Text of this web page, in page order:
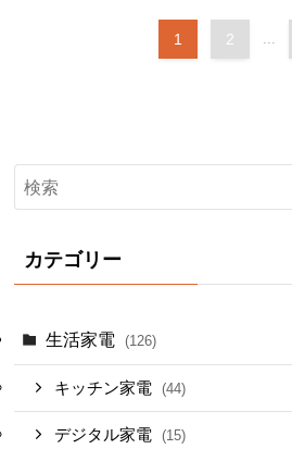
1 2
カテゴリー
生活家電 (126)
キッチン家電 (44)
デジタル家電 (15)